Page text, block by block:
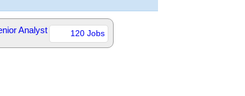
Analyst 120 Jobs